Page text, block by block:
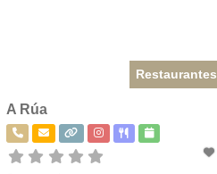
Restaurantes
A Rúa